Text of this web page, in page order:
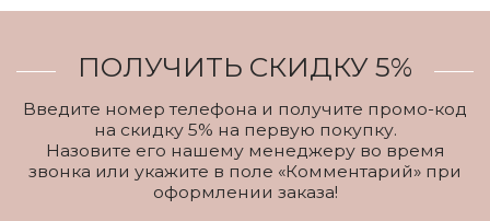
ПОЛУЧИТЬ СКИДКУ 5%
Введите номер телефона и получите промо-код
на скидку 5% на первую покупку.
Назовите его нашему менеджеру во время
звонка или укажите в поле «Комментарий» при
оформлении заказа!